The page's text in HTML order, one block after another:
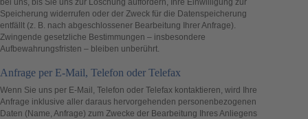
bei uns, bis Sie uns zur Löschung auffordern, Ihre Einwilligung zur
Speicherung widerrufen oder der Zweck für die Datenspeicherung
entfällt (z. B. nach abgeschlossener Bearbeitung Ihrer Anfrage).
Zwingende gesetzliche Bestimmungen – insbesondere
Aufbewahrungsfristen – bleiben unberührt.
Anfrage per E-Mail, Telefon oder Telefax
Wenn Sie uns per E-Mail, Telefon oder Telefax kontaktieren, wird Ihre
Anfrage inklusive aller daraus hervorgehenden personenbezogenen
Daten (Name, Anfrage) zum Zwecke der Bearbeitung Ihres Anliegens